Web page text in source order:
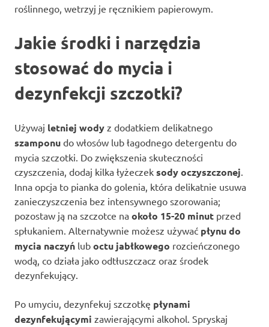
roślinnego, wetrzyj je ręcznikiem papierowym.
Jakie środki i narzędzia
stosować do mycia i
dezynfekcji szczotki?
Używaj letniej wody z dodatkiem delikatnego
szamponu do włosów lub łagodnego detergentu do
mycia szczotki. Do zwiększenia skuteczności
czyszczenia, dodaj kilka łyżeczek sody oczyszczonej.
Inna opcja to pianka do golenia, która delikatnie usuwa
zanieczyszczenia bez intensywnego szorowania;
pozostaw ją na szczotce na około 15-20 minut przed
spłukaniem. Alternatywnie możesz używać płynu do
mycia naczyń lub octu jabłkowego rozcieńczonego
wodą, co działa jako odtłuszczacz oraz środek
dezynfekujący.
Po umyciu, dezynfekuj szczotkę płynami
dezynfekującymi zawierającymi alkohol. Spryskaj